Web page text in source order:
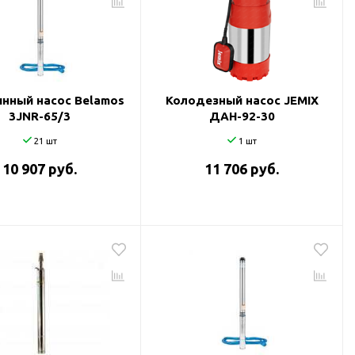
насос Belamos
3JNR-65/3
21 шт
10 907 руб.
Колодезный насос JEMIX
ДАН-92-30
1 шт
11 706 руб.